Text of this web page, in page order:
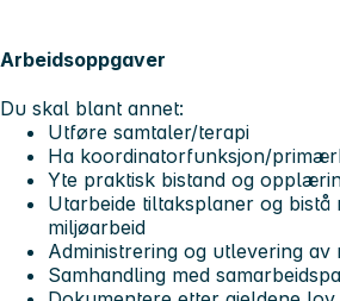
Arbeidsoppgaver
Du skal blant annet:
Utføre samtaler/terapi
Ha koordinatorfunksjon/
Yte praktisk bistand og
Utarbeide tiltaksplaner og bistå
miljøarbeid
Administrering og utlevering av
Samhandling med